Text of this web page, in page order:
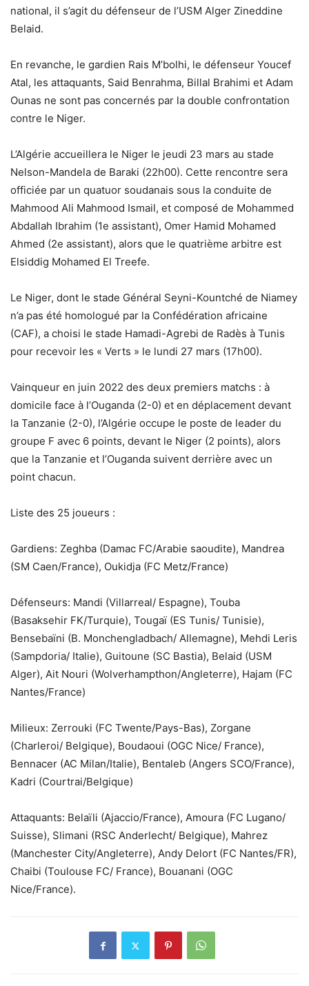
national, il s’agit du défenseur de l’USM Alger Zineddine
Belaid.
En revanche, le gardien Rais M’bolhi, le défenseur Youcef
Atal, les attaquants, Said Benrahma, Billal Brahimi et Adam
Ounas ne sont pas concernés par la double confrontation
contre le Niger.
L’Algérie accueillera le Niger le jeudi 23 mars au stade
Nelson-Mandela de Baraki (22h00). Cette rencontre sera
officiée par un quatuor soudanais sous la conduite de
Mahmood Ali Mahmood Ismail, et composé de Mohammed
Abdallah Ibrahim (1e assistant), Omer Hamid Mohamed
Ahmed (2e assistant), alors que le quatrième arbitre est
Elsiddig Mohamed El Treefe.
Le Niger, dont le stade Général Seyni-Kountché de Niamey
n’a pas été homologué par la Confédération africaine
(CAF), a choisi le stade Hamadi-Agrebi de Radès à Tunis
pour recevoir les « Verts » le lundi 27 mars (17h00).
Vainqueur en juin 2022 des deux premiers matchs : à
domicile face à l’Ouganda (2-0) et en déplacement devant
la Tanzanie (2-0), l’Algérie occupe le poste de leader du
groupe F avec 6 points, devant le Niger (2 points), alors
que la Tanzanie et l’Ouganda suivent derrière avec un
point chacun.
Liste des 25 joueurs :
Gardiens: Zeghba (Damac FC/Arabie saoudite), Mandrea
(SM Caen/France), Oukidja (FC Metz/France)
Défenseurs: Mandi (Villarreal/ Espagne), Touba
(Basaksehir FK/Turquie), Tougaï (ES Tunis/ Tunisie),
Bensebaïni (B. Monchengladbach/ Allemagne), Mehdi Leris
(Sampdoria/ Italie), Guitoune (SC Bastia), Belaid (USM
Alger), Ait Nouri (Wolverhampthon/Angleterre), Hajam (FC
Nantes/France)
Milieux: Zerrouki (FC Twente/Pays-Bas), Zorgane
(Charleroi/ Belgique), Boudaoui (OGC Nice/ France),
Bennacer (AC Milan/Italie), Bentaleb (Angers SCO/France),
Kadri (Courtrai/Belgique)
Attaquants: Belaïli (Ajaccio/France), Amoura (FC Lugano/
Suisse), Slimani (RSC Anderlecht/ Belgique), Mahrez
(Manchester City/Angleterre), Andy Delort (FC Nantes/FR),
Chaibi (Toulouse FC/ France), Bouanani (OGC
Nice/France).